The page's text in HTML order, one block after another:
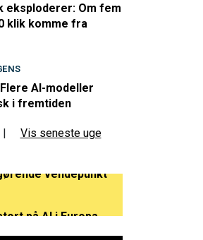
Om fem
klik komme fra
AI-modeller
i fremtiden
| Vis seneste uge
på AI i Europa